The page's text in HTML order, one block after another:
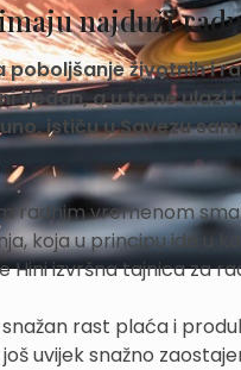
najduži
poboljšanje životnih i
tjedan, a u to ne
ističu u Savezu
radnim vremenom
koja u principu ide u
izvršna tajnica za
rast plaća i
uvijek snažno